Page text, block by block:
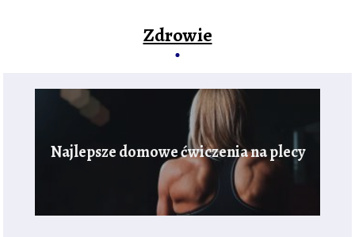
Zdrowie
Najlepsze domowe ćwiczenia na plecy